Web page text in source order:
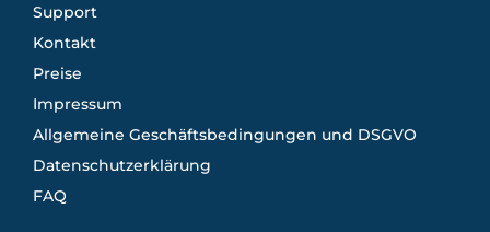
Support
Kontakt
Preise
Impressum
Allgemeine Geschäftsbedingungen und DSGVO
Datenschutzerklärung
FAQ